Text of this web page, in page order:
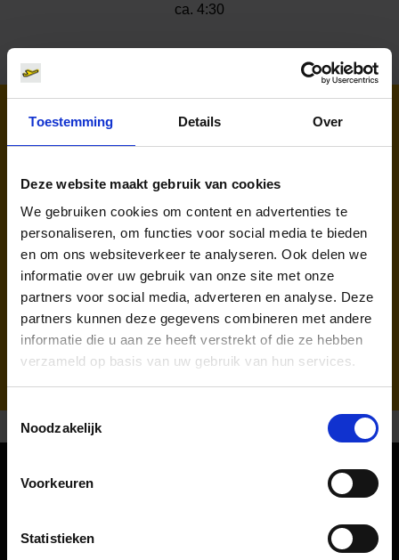
Toestemming Details Over
Deze website maakt gebruik van cookies
We gebruiken cookies om content en advertenties te
personaliseren, om functies voor social media te bieden
en om ons websiteverkeer te analyseren. Ook delen we
informatie over uw gebruik van onze site met onze
partners voor social media, adverteren en analyse. Deze
partners kunnen deze gegevens combineren met andere
informatie die u aan ze heeft verstrekt of die ze hebben
verzameld op basis van uw gebruik van hun services.
Toestemmingsselectie
Noodzakelijk
Voorkeuren
Statistieken
ca. 4:30
Luchtvaartmaatschappijen naar
--- (---)
Passagiers